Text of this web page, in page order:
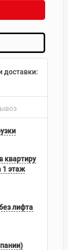
доставки:
квартиру
1 этаж
лифта